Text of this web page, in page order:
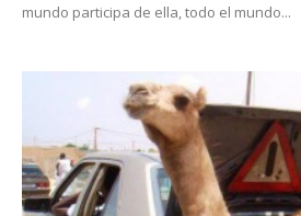
mundo participa de ella, todo el mundo...